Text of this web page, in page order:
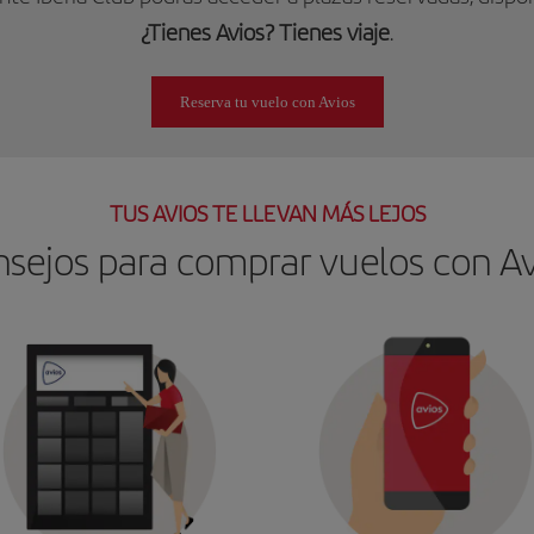
¿Tienes Avios? Tienes viaje.
Reserva tu vuelo con Avios
TUS AVIOS TE LLEVAN MÁS LEJOS
para comprar vuelos con